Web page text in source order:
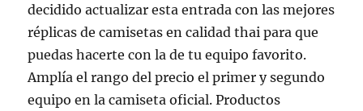
decidido actualizar esta entrada con las mejores
réplicas de camisetas en calidad thai para que
puedas hacerte con la de tu equipo favorito.
Amplía el rango del precio el primer y segundo
equipo en la camiseta oficial. Productos